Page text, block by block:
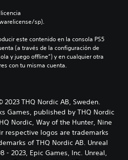
sp).
este contenido en la consola PS5
(a través de la configuración de
y juego offline”) y en cualquier otra
con tu misma cuenta.
THQ Nordic AB, Sweden.
Games, published by THQ Nordic
Nordic, Way of the Hunter, Nine
respective logos are trademarks
of THQ Nordic AB. Unreal
- 2023, Epic Games, Inc. Unreal,